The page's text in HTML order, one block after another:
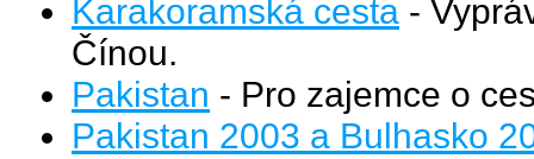
Karakoramská cesta -
Čínou.
Pakistan - Pro zajemce o
Pakistan 2003 a Bulhasko